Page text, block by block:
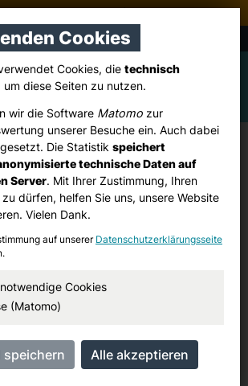
Pulheim
Stommelerbusch, Ingendorf
zur
der CDU-Bewerber für
2025 in
Mai 2025
Cookies
Cookies, die technisch
um diese Seiten zu nutzen.
wir die Software Matomo zur
unserer Besuche ein. Auch dabei
Die Statistik speichert
technische Daten auf
Server. Mit Ihrer Zustimmung, Ihren
dürfen, helfen Sie uns, unsere Website
Vielen Dank.
auf unserer Datenschutzerklärungsseite
Cookies
(Matomo)